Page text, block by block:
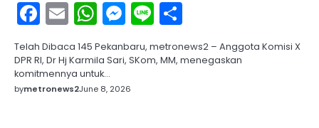
Facebook
EmailWhatsApp
Messenger
Line
Telah Dibaca 145 Pekanbaru, metronews2 – Anggota Komisi X
DPR RI, Dr Hj Karmila Sari, SKom, MM, menegaskan
komitmennya untuk…
bymetronews2June 8, 2026